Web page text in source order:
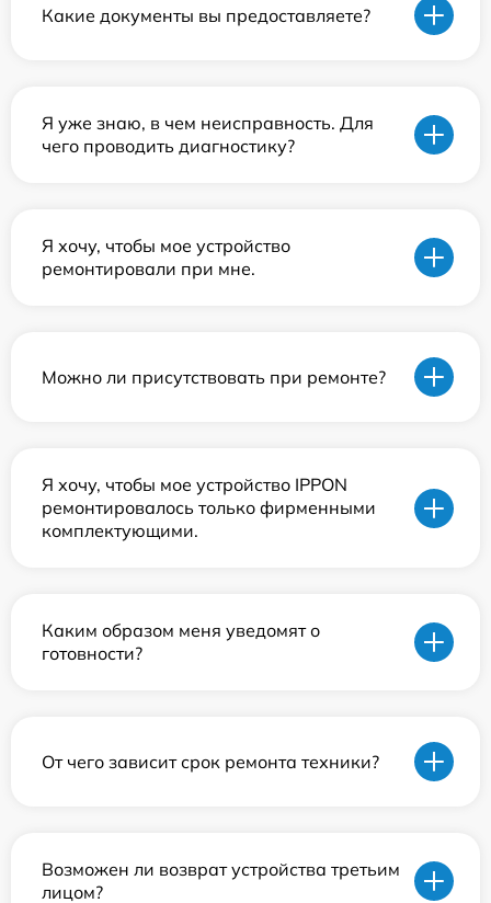
Какие документы вы предоставляете?
Я уже знаю, в чем неисправность. Для
чего проводить диагностику?
Я хочу, чтобы мое устройство
ремонтировали при мне.
Можно ли присутствовать при ремонте?
Я хочу, чтобы мое устройство IPPON
ремонтировалось только фирменными
комплектующими.
Каким образом меня уведомят о
готовности?
От чего зависит срок ремонта техники?
Возможен ли возврат устройства третьим
лицом?